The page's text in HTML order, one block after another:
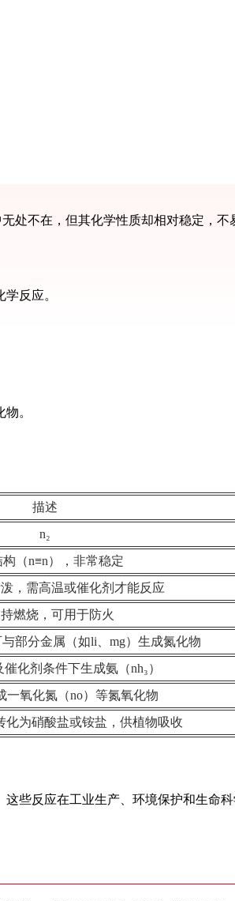
处不在，但其化学性质却相对稳定，
反应。
。
描述
n₂
构（n≡n），非常稳定
，需高温或催化剂才能反应
燃烧，可用于防火
部分金属（如li、mg）生成氮化物
化剂条件下生成氨（nh₃）
一氧化氮（no）等氮氧化物
化为硝酸盐或铵盐，供植物吸收
些反应在工业生产、环境保护和生命